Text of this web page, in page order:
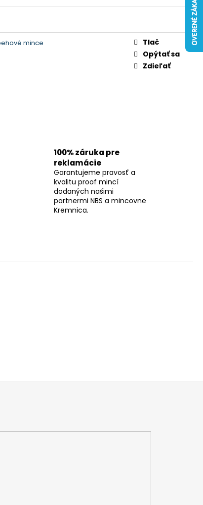
mince
Tlač
Opýtať sa
Zdieľať
100% záruka pre
reklamácie
Garantujeme pravosť a
kvalitu proof mincí
dodaných našimi
partnermi NBS a mincovne
Kremnica.